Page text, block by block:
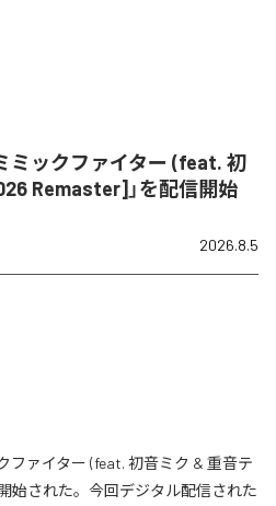
ミックファイター (feat. 初
Remaster]」を配信開始
2026.8.5
ファイター (feat. 初音ミク & 重音テ
始された。今回デジタル配信された